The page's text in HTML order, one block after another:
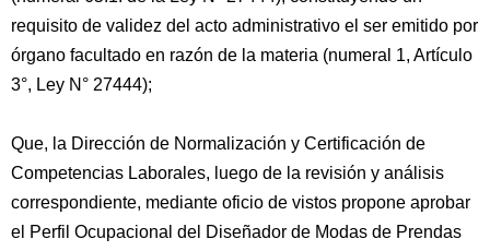
requisito de validez del acto administrativo el ser emitido por
órgano facultado en razón de la materia (numeral 1, Artículo
3°, Ley N° 27444);
Que, la Dirección de Normalización y Certificación de
Competencias Laborales, luego de la revisión y análisis
correspondiente, mediante oficio de vistos propone aprobar
el Perfil Ocupacional del Diseñador de Modas de Prendas